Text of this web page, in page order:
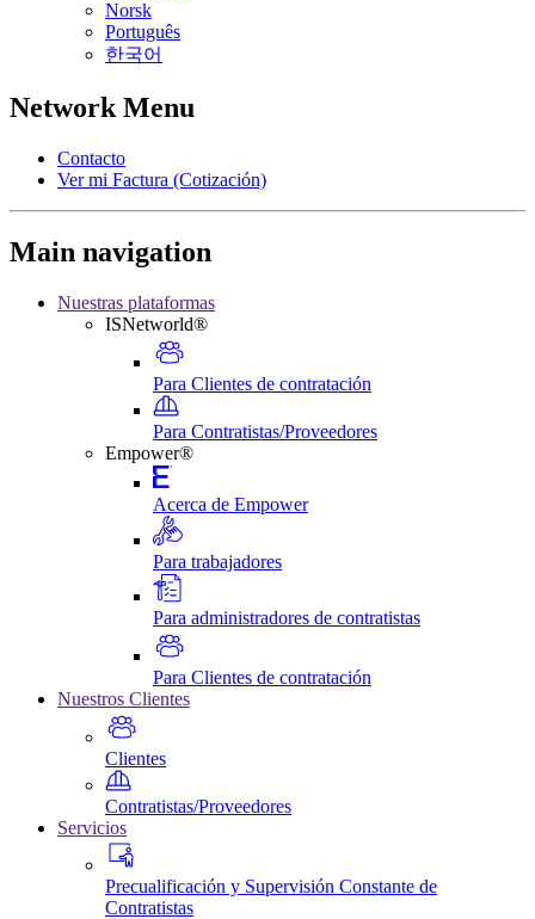
Norsk
Português
한국어
Network Menu
Contacto
Ver mi Factura (Cotización)
Main navigation
Nuestras plataformas
ISNetworld®
Para Clientes de contratación
Para Contratistas/Proveedores
Empower®
Acerca de Empower
Para trabajadores
Para administradores de contratistas
Para Clientes de contratación
Nuestros Clientes
Clientes
Contratistas/Proveedores
Servicios
Precualificación y Supervisión Constante de
Contratistas